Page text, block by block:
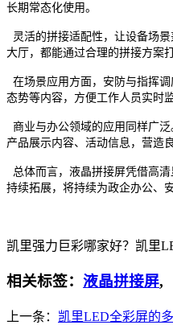
长期常态化使用。
灵活的拼接适配性，让设备场
大厅，都能通过合理的拼接方案
在场景应用方面，安防与指挥
态势等内容，方便工作人员实时
商业与办公领域的应用同样广
产品展示内容、活动信息，营造
总体而言，液晶拼接屏凭借高
持续拓展，将持续为政企办公、
凯里强力巨彩哪家好？凯里
相关标签： 液晶拼接屏,
上一条： 凯里LED全彩屏的